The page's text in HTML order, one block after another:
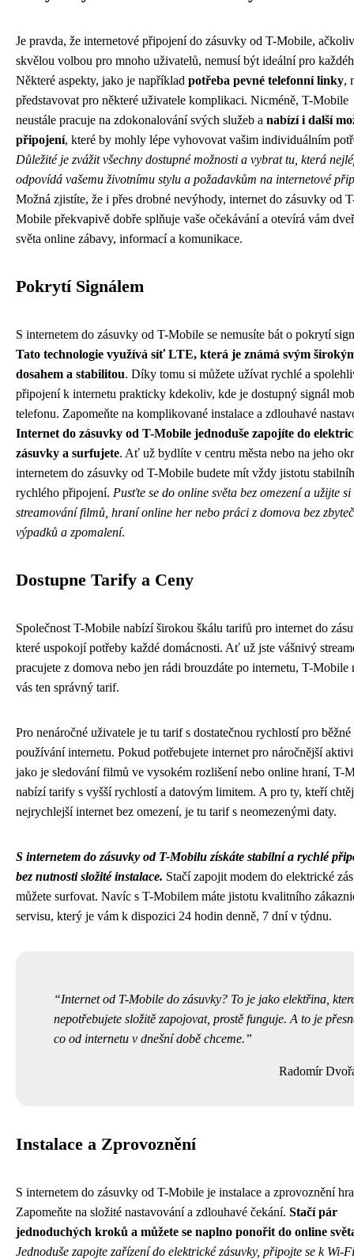
Je pravda, že internetové připojení do zásuvky od T-Mobile,
skvělou volbou pro mnoho uživatelů, nemusí být ideální pro
Některé aspekty, jako je například potřeba pevné telefonní linky,
představovat pro některé uživatele komplikaci. Nicméně, T-Mobile
neustále pracuje na zdokonalování svých služeb a nabízí i další
připojení, které by mohly lépe vyhovovat vašim individuálním
Důležité je zvážit všechny dostupné možnosti a vybrat tu, která
odpovídá vašemu životnímu stylu a požadavkům na internetové
Možná zjistíte, že i přes drobné nevýhody, internet do zásuvky od
Mobile překvapivě dobře splňuje vaše očekávání a otevírá vám
světa online zábavy, informací a komunikace.
Pokrytí Signálem
S internetem do zásuvky od T-Mobile se nemusíte bát o pokrytí
Tato technologie využívá síť LTE, která je známá svým
dosahem a stabilitou. Díky tomu si můžete užívat rychlé a
připojení k internetu prakticky kdekoliv, kde je dostupný signál
telefonu. Zapomeňte na komplikované instalace a zdlouhavé
Internet do zásuvky od T-Mobile jednoduše zapojíte do
zásuvky a surfujete. Ať už bydlíte v centru města nebo na jeho
internetem do zásuvky od T-Mobile budete mít vždy jistotu
rychlého připojení. Pusťte se do online světa bez omezení a užijte si
streamování filmů, hraní online her nebo práci z domova bez
výpadků a zpomalení.
Dostupne Tarify a Ceny
Společnost T-Mobile nabízí širokou škálu tarifů pro internet do
které uspokojí potřeby každé domácnosti. Ať už jste vášnivý
pracujete z domova nebo jen rádi brouzdáte po internetu, T-Mobile
vás ten správný tarif.
Pro nenáročné uživatele je tu tarif s dostatečnou rychlostí pro běžné
používání internetu. Pokud potřebujete internet pro náročnější
jako je sledování filmů ve vysokém rozlišení nebo online hraní, T-
nabízí tarify s vyšší rychlostí a datovým limitem. A pro ty, kteří
nejrychlejší internet bez omezení, je tu tarif s neomezenými daty.
S internetem do zásuvky od T-Mobilu získáte stabilní a rychlé
bez nutnosti složité instalace. Stačí zapojit modem do elektrické
můžete surfovat. Navíc s T-Mobilem máte jistotu kvalitního
servisu, který je vám k dispozici 24 hodin denně, 7 dní v týdnu.
Internet od T-Mobile do zásuvky? To je jako elektřina,
nepotřebujete složitě zapojovat, prostě funguje. A to je
co od internetu v dnešní době chceme.
Radomír
Instalace a Zprovoznění
S internetem do zásuvky od T-Mobile je instalace a zprovoznění
Zapomeňte na složité nastavování a zdlouhavé čekání. Stačí pár
jednoduchých kroků a můžete se naplno ponořit do online
Jednoduše zapojte zařízení do elektrické zásuvky, připojte se k Wi-